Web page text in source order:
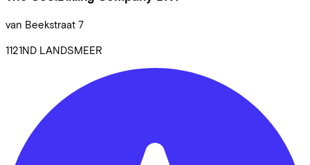
van Beekstraat 7
1121ND LANDSMEER